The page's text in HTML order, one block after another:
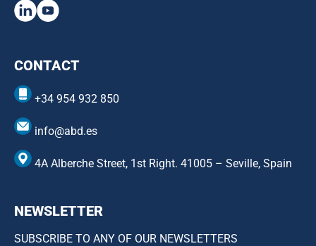
CONTACT
+34 954 932 850
info@abd.es
4A Alberche Street, 1st Right. 41005 – Seville, Spain
NEWSLETTER
SUBSCRIBE TO ANY OF OUR NEWSLETTERS